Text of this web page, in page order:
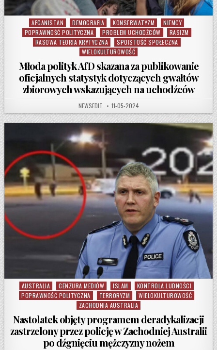
Posted in
AFGANISTAN DEMOGRAFIA KONSERWATYZM
NIEMCY
POPRAWNOŚĆ POLITYCZNA
PROBLEM UCHODŹCÓW
RASIZM
RASOWA TEORIA KRYTYCZNA
SPOISTOŚĆ SPOŁECZNA
WIELOKULTUROWOŚĆ
Młoda polityk AfD skazana za publikowanie
oficjalnych statystyk dotyczących gwałtów
zbiorowych wskazujących na uchodźców
AUTHOR:
NEWSEDIT PUBLISHED DATE:
11-05-2024
Posted in
AUSTRALIA CENZURA MEDIÓW ISLAM
KONTROLA LUDNOŚCI
POPRAWNOŚĆ POLITYCZNA
TERRORYZM
WIELOKULTUROWOŚĆ
ZACHODNIA AUSTRALIA
Nastolatek objęty programem deradykalizacji
zastrzelony przez policję w Zachodniej Australii
po dźgnięciu mężczyzny nożem